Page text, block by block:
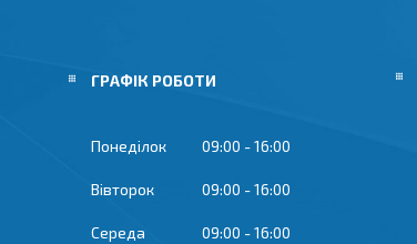
ГРАФІК РОБОТИ
Понеділок 09:00 16:00
Вівторок 09:00 16:00
Середа 09:00 16:00